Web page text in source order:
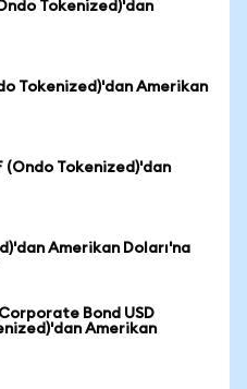
Tokenized)'dan
Tokenized)'dan Amerikan
(Ondo Tokenized)'dan
Amerikan Doları'na
Bond USD
Amerikan